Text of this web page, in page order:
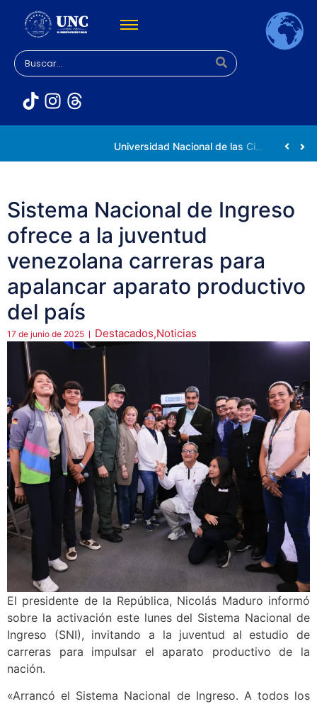
Universidad Nacional de las Ciencias impulsa vocaciones científicas en la Expoferia de Oportunidades de Estudio 2026
Sistema Nacional de Ingreso
ofrece a la juventud
venezolana carreras para
apalancar aparato productivo
del país
17 de junio de 2025 Destacados,Noticias
El presidente de la República, Nicolás Maduro informó
sobre la activación este lunes del Sistema Nacional de
Ingreso (SNI), invitando a la juventud al estudio de
carreras para impulsar el aparato productivo de la
nación.
«Arrancó el Sistema Nacional de Ingreso. A todos los